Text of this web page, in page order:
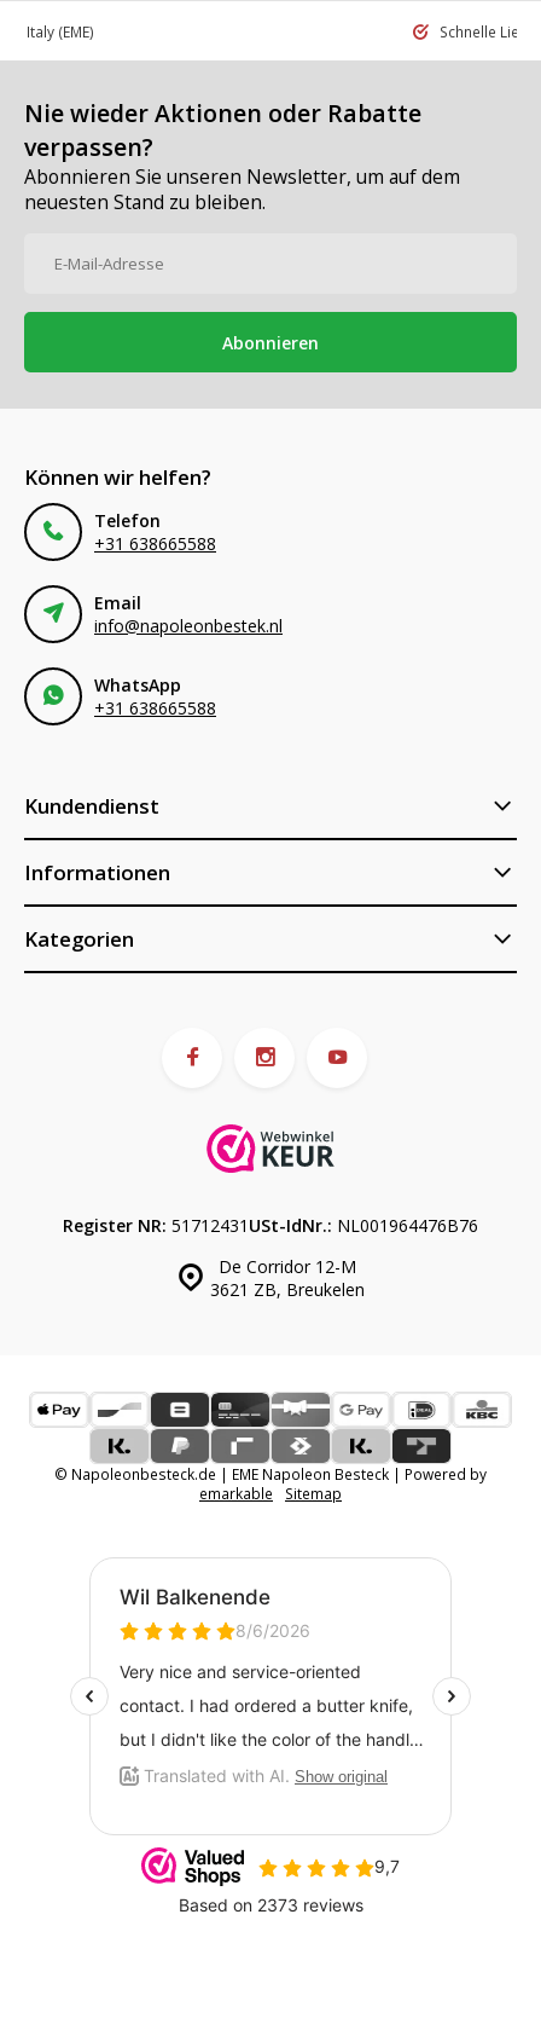
in Italy (EME) Schnelle
Nie wieder Aktionen oder Rabatte
verpassen?
Abonnieren Sie unseren Newsletter, um auf dem
neuesten Stand zu bleiben.
Abonnieren
Können wir helfen?
Telefon
+31 638665588
Email
info@napoleonbestek.nl
WhatsApp
+31 638665588
Kundendienst
Informationen
Kategorien
De Corridor 12-M
3621 ZB, Breukelen
Register NR: 51712431 USt-IdNr.: NL001964476B76
© Napoleonbesteck.de | EME Napoleon Besteck | Powered by
emarkable
Sitemap